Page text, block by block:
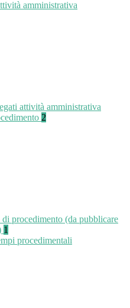
amministrativa
attività amministrativa
2
procedimento (da pubblicare
1
procedimentali